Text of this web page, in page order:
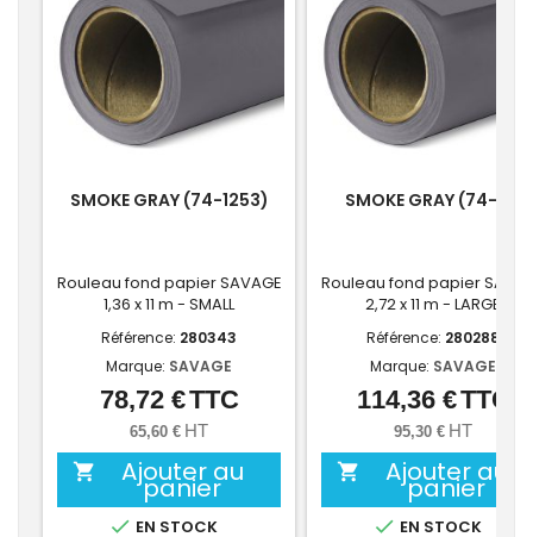
SMOKE GRAY (74-1253)
Rouleau fond papier SAVAGE
1,36 x 11 m - SMALL
Référence: 280343
Marque: SAVAGE
Prix
78,72 €TTC
65,60 € HT
 Ajouter au
panier
 EN STOCK
SMOKE GRAY (74-12)
Rouleau fond papier
2,72 x 11 m - LARGE
Référence: 280288
Marque: SAVAGE
Prix
114,36 €TTC
95,30 € HT
 Ajouter au
panier
 EN STOCK